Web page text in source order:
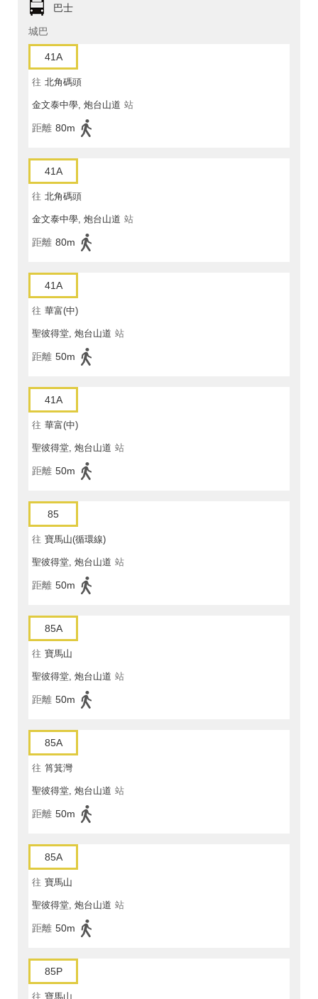
巴士
城巴
41A
往 北角碼頭
金文泰中學, 炮台山道 站
距離 80m
41A
往 北角碼頭
金文泰中學, 炮台山道 站
距離 80m
41A
往 華富(中)
聖彼得堂, 炮台山道 站
距離 50m
41A
往 華富(中)
聖彼得堂, 炮台山道 站
距離 50m
85
往 寶馬山(循環線)
聖彼得堂, 炮台山道 站
距離 50m
85A
往 寶馬山
聖彼得堂, 炮台山道 站
距離 50m
85A
往 筲箕灣
聖彼得堂, 炮台山道 站
距離 50m
85A
往 寶馬山
聖彼得堂, 炮台山道 站
距離 50m
85P
往 寶馬山